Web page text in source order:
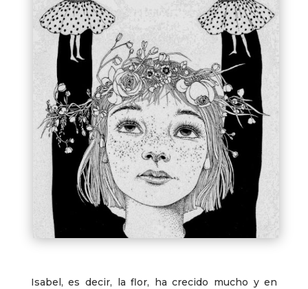
Isabel, es decir, la flor, ha crecido mucho y en